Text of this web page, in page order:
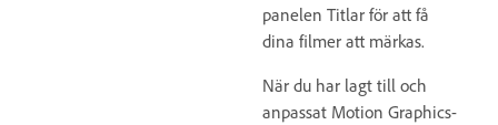
panelen Titlar för att få
dina filmer att märkas.
När du har lagt till och
anpassat Motion Graphics-